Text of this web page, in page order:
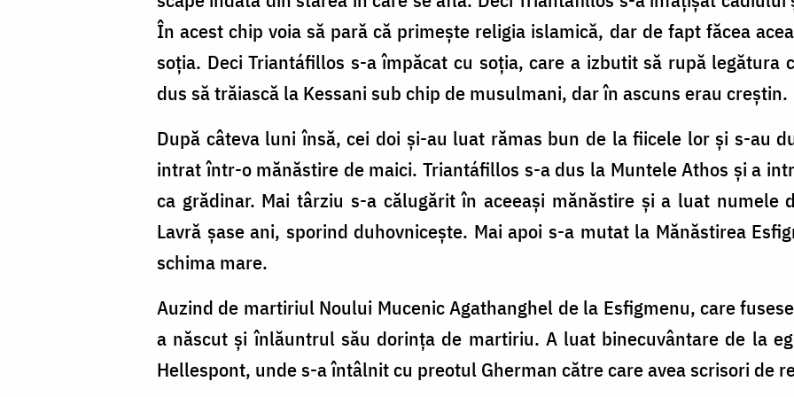
În acest chip voia să pară că primește religia islamică, dar de fapt făcea
soția. Deci Triantáfillos s-a împăcat cu soția, care a izbutit să rupă legătura
dus să trăiască la Kessani sub chip de musulmani, dar în ascuns erau creștin.
După câteva luni însă, cei doi și-au luat rămas bun de la fiicele lor și s-au
intrat într-o mănăstire de maici. Triantáfillos s-a dus la Muntele Athos și a
ca grădinar. Mai târziu s-a călugărit în aceeași mănăstire și a luat numele
Lavră șase ani, sporind duhovnicește. Mai apoi s-a mutat la Mănăstirea
schima mare.
Auzind de martiriul Noului Mucenic Agathanghel de la Esfigmenu, care
a născut și înlăuntrul său dorința de martiriu. A luat binecuvântare de la
Hellespont, unde s-a întâlnit cu preotul Gherman către care avea scrisori de